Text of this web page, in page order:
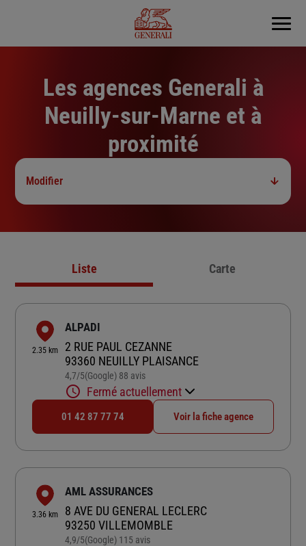
Menu
Les agences Generali à
Neuilly-sur-Marne et à
proximité
Modifier
Liste Carte
2.35 km
ALPADI
2 RUE PAUL CEZANNE
93360 NEUILLY PLAISANCE
4,7/5Note de 4.7 sur 5
(Google) 88 avis
Fermé actuellement
01 42 87 77 74 Voir la fiche agence
3.36 km
AML ASSURANCES
8 AVE DU GENERAL LECLERC
93250 VILLEMOMBLE
4,9/5Note de 4.9 sur 5
(Google) 115 avis